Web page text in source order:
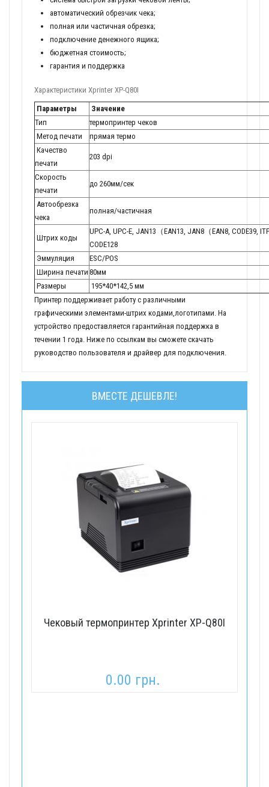
автоматический обрезчик чека;
полная или частичная обрезка;
подключение денежного ящика;
бюджетная стоимость;
гарантия и поддержка
Характеристики Xprinter XP-Q80I
Параметры
Значение
Тип
термопринтер чеков
Метод печати
прямая термо
Качество
печати
203 dpi
Скорость
печати
до 260мм/сек
Автообрезка
чека
полная/частичная
Штрих коды
UPC-A, UPC-E, JAN13（EAN13, JAN8（EAN8, CODE39,
CODE128
Эммуляция
ESC/POS
Ширина печати 80мм
Размеры
195*40*142,5 мм
Принтер поддерживает работу с различными
графическими элементами-штрих кодами,логотипами. На
устройство предоставляется гарантийная поддержка в
течении 1 года. Ниже по ссылкам вы сможете скачать
руководство пользователя и драйвер для подключения.
ВМЕСТЕ ДЕШЕВЛЕ!
Чековый термопринтер Xprinter XP-Q80I
0.00 грн.